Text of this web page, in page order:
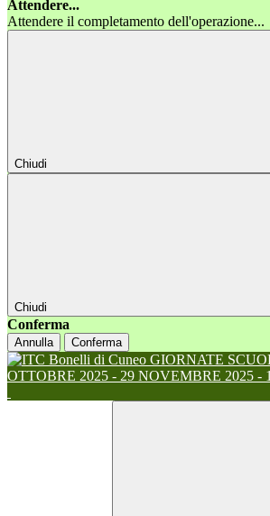
Attendere...
Attendere il completamento dell'operazione...
Chiudi
Chiudi
Conferma
Annulla Conferma
GIORNATE
OTTOBRE 2025 - 29 NOVEMBRE 2025 -